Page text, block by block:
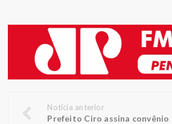
Notícia anterior